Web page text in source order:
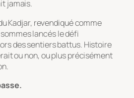
jamais.
Kadjar, revendiqué comme
lancés le défi
des sentiers battus. Histoire
ou non, ou plus précisément